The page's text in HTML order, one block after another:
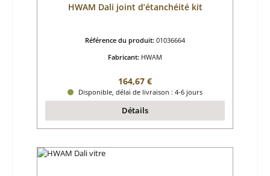
HWAM Dali joint d’étanchéité kit
Référence du produit: 01036664
Fabricant: HWAM
Prix régulier :
164,67 €
Disponible, délai de livraison : 4-6 jours
Détails